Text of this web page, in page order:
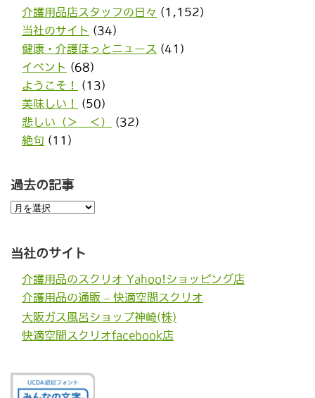
介護用品店スタッフの日々 (1,152)
当社のサイト (34)
健康・介護ほっとニュース (41)
イベント (68)
ようこそ！
(13)
美味しい！
(50)
悲しい（＞＿＜）
(32)
絶句 (11)
過去の記事
過
去
事
当社のサイト
介護用品のスクリオ Yahoo!ショッピング店
介護用品の通販 – 快適空間スクリオ
大阪ガス風呂ショップ神崎(株)
快適空間スクリオfacebook店